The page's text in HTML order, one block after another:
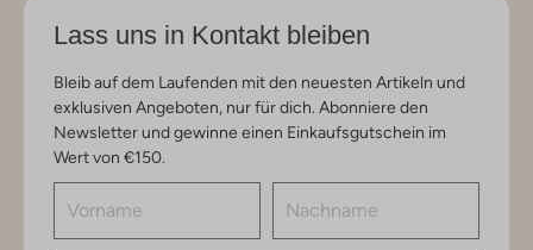
Lass uns in Kontakt bleiben
Bleib auf dem Laufenden mit den neuesten Artikeln und
exklusiven Angeboten, nur für dich. Abonniere den
Newsletter und gewinne einen Einkaufsgutschein im
Wert von €150.